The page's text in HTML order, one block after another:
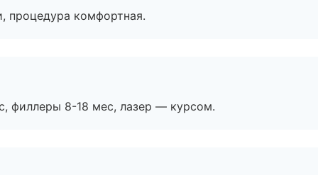
процедура комфортная.
филлеры 8-18 мес, лазер — курсом.